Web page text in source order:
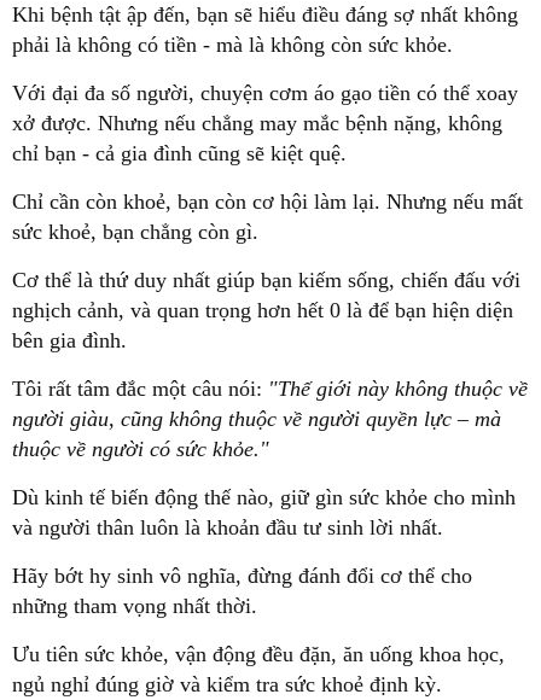
Khi bệnh tật ập đến, bạn sẽ hiểu điều đáng sợ nhất không
phải là không có tiền - mà là không còn sức khỏe.
Với đại đa số người, chuyện cơm áo gạo tiền có thể xoay
xở được. Nhưng nếu chẳng may mắc bệnh nặng, không
chỉ bạn - cả gia đình cũng sẽ kiệt quệ.
Chỉ cần còn khoẻ, bạn còn cơ hội làm lại. Nhưng nếu mất
sức khoẻ, bạn chẳng còn gì.
Cơ thể là thứ duy nhất giúp bạn kiếm sống, chiến đấu với
nghịch cảnh, và quan trọng hơn hết 0 là để bạn hiện diện
bên gia đình.
Tôi rất tâm đắc một câu nói: "Thế giới này không thuộc về
người giàu, cũng không thuộc về người quyền lực – mà
thuộc về người có sức khỏe."
Dù kinh tế biến động thế nào, giữ gìn sức khỏe cho mình
và người thân luôn là khoản đầu tư sinh lời nhất.
Hãy bớt hy sinh vô nghĩa, đừng đánh đổi cơ thể cho
những tham vọng nhất thời.
Ưu tiên sức khỏe, vận động đều đặn, ăn uống khoa học,
ngủ nghỉ đúng giờ và kiểm tra sức khoẻ định kỳ.